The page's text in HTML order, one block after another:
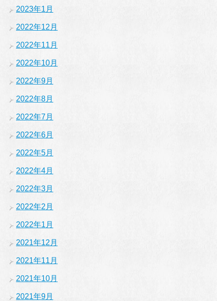
2023年1月
2022年12月
2022年11月
2022年10月
2022年9月
2022年8月
2022年7月
2022年6月
2022年5月
2022年4月
2022年3月
2022年2月
2022年1月
2021年12月
2021年11月
2021年10月
2021年9月